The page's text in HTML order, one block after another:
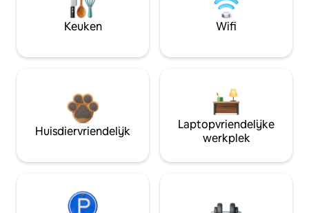
Keuken Wifi
Huisdiervriendelijk
Laptopvriendelijke
werkplek